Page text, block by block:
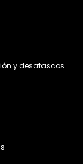
y desatascos